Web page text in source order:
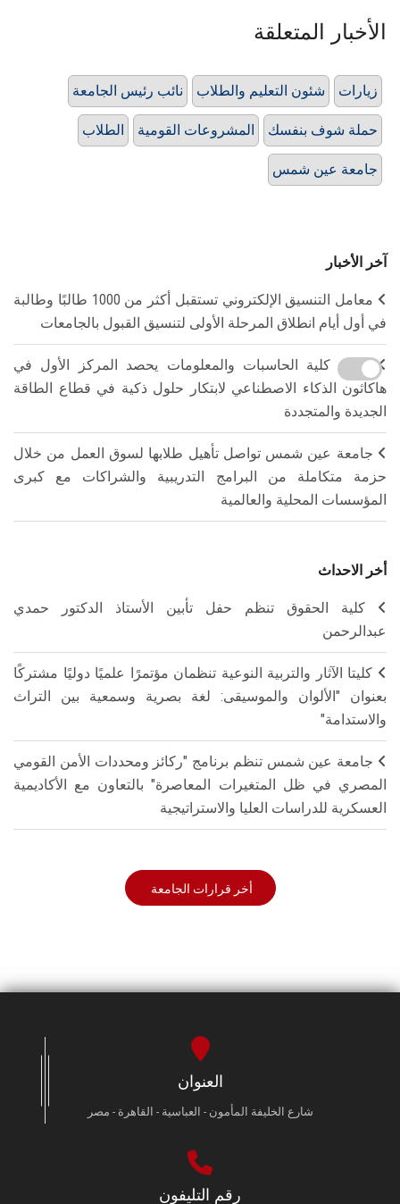
الأخبار المتعلقة
نائب رئيس الجامعة شئون التعليم والطلاب زيارات
الطلاب المشروعات القومية حملة شوف بنفسك
جامعة عين شمس
آخر الأخبار
معامل التنسيق الإلكتروني تستقبل أكثر من 1000 طالبًا وطالبة
في أول أيام انطلاق المرحلة الأولى لتنسيق القبول بالجامعات
فريق كلية الحاسبات والمعلومات يحصد المركز الأول في
هاكاثون الذكاء الاصطناعي لابتكار حلول ذكية في قطاع الطاقة
الجديدة والمتجددة
جامعة عين شمس تواصل تأهيل طلابها لسوق العمل من خلال
حزمة متكاملة من البرامج التدريبية والشراكات مع كبرى
المؤسسات المحلية والعالمية
أخر الاحداث
كلية الحقوق تنظم حفل تأبين الأستاذ الدكتور حمدي
عبدالرحمن
كليتا الآثار والتربية النوعية تنظمان مؤتمرًا علميًا دوليًا مشتركًا
بعنوان "الألوان والموسيقى: لغة بصرية وسمعية بين التراث
والاستدامة"
جامعة عين شمس تنظم برنامج "ركائز ومحددات الأمن القومي
المصري في ظل المتغيرات المعاصرة" بالتعاون مع الأكاديمية
العسكرية للدراسات العليا والاستراتيجية
أخر قرارات الجامعة
العنوان
شارع الخليفة المأمون - العباسية - القاهرة - مصر
رقم التليفون